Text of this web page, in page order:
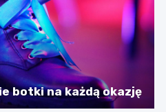
botki na każdą okazję